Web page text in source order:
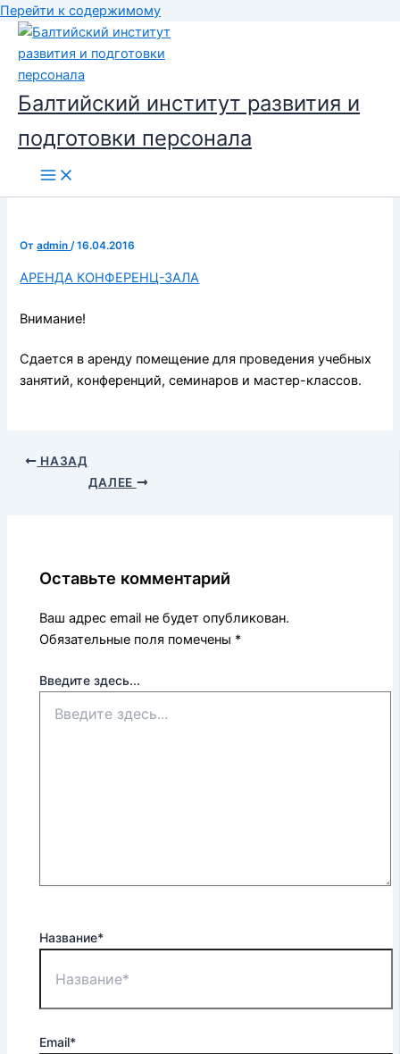
Перейти к содержимому
Балтийский институт развития и
подготовки персонала
Отadmin/16.04.2016
АРЕНДА КОНФЕРЕНЦ-ЗАЛА
Внимание!
Сдается в аренду помещение для проведения учебных
занятий, конференций, семинаров и мастер-классов.
НАЗАД
ДАЛЕЕ
Оставьте комментарий
Ваш адрес email не будет опубликован.
Обязательные поля помечены *
Введите здесь...
Название*
Email*